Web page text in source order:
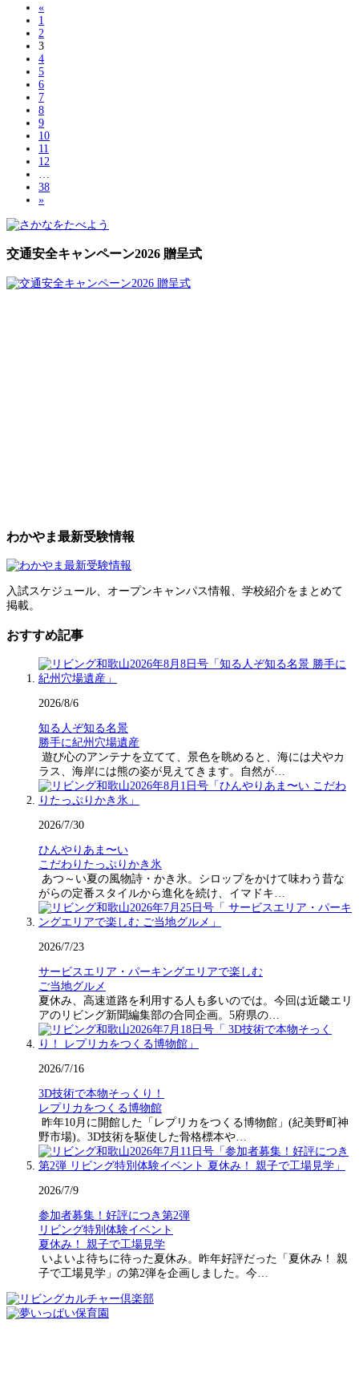
«
1
2
3
4
5
6
7
8
9
10
11
12
38
»
交通安全キャンペーン2026 贈呈式
わかやま最新受験情報
入試スケジュール、オープンキャンパス情報、学校紹介をまとめて
掲載。
おすすめ記事
2026/8/6
知る人ぞ知る名景
勝手に紀州穴場遺産
遊び心のアンテナを立てて、景色を眺めると、海には犬やカ
ラス、海岸には熊の姿が見えてきます。自然が…
2026/7/30
ひんやりあま〜い
こだわりたっぷりかき氷
あつ～い夏の風物詩・かき氷。シロップをかけて味わう昔な
がらの定番スタイルから進化を続け、イマドキ…
2026/7/23
サービスエリア・パーキングエリアで楽しむ
ご当地グルメ
夏休み、高速道路を利用する人も多いのでは。今回は近畿エリ
アのリビング新聞編集部の合同企画。5府県の…
2026/7/16
3D技術で本物そっくり！
レプリカをつくる博物館
昨年10月に開館した「レプリカをつくる博物館」(紀美野町神
野市場)。3D技術を駆使した骨格標本や…
2026/7/9
参加者募集！好評につき第2弾
リビング特別体験イベント
夏休み！ 親子で工場見学
いよいよ待ちに待った夏休み。昨年好評だった「夏休み！ 親
子で工場見学」の第2弾を企画しました。今…